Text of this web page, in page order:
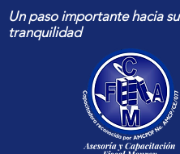
Un paso importante hacia su
tranquilidad